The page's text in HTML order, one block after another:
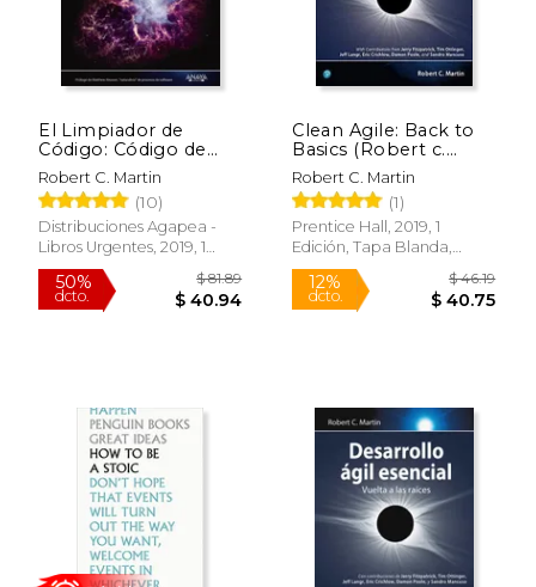
El Limpiador de
Código: Código de
Conducta Para
Programadores
Profesionales
Robert C. Martin
(10)
Distribuciones Agapea -
Libros Urgentes, 2019, 1
Edición, Tapa Blanda,
Nuevo
50%
dcto.
Clean Agile: Back to
Basics (Robert c.
Martin) (en Inglés)
Robert C. Martin
(1)
Prentice Hall, 2019, 1
Edición, Tapa Blanda,
Nuevo
12%
dcto.